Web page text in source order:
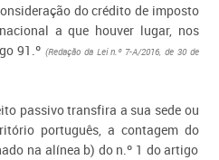
do crédito de imposto
a que houver lugar, nos
91.º(Redação da Lei n.º 7-A/2016, de 30 de
passivo transfira a sua sede ou
português, a contagem do
na alínea b) do n.º 1 do artigo